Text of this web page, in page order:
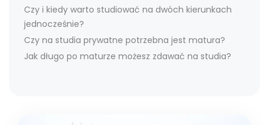
Czy i kiedy warto studiować na dwóch kierunkach
jednocześnie?
Czy na studia prywatne potrzebna jest matura?
Jak długo po maturze możesz zdawać na studia?